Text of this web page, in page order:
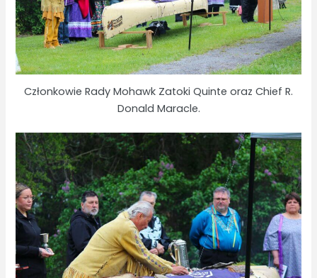
Członkowie Rady Mohawk Zatoki Quinte oraz Chief R.
Donald Maracle.